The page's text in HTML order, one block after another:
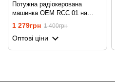
Потужна радіокерована
машинка OEM RCС 01 на
пульті дистанційного
керування, до 50 м, всюдихід
4х4
1 279грн 1 400грн
Оптові ціни